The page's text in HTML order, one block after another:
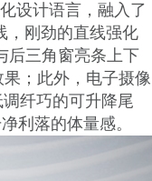
设计语言，融入了
，刚劲的直线强化
后三角窗亮条上下
；此外，电子摄像
纤巧的可升降尾
利落的体量感。